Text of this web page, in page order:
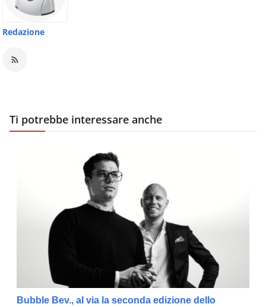
Redazione
Ti potrebbe interessare anche
Bubble Bev., al via la seconda edizione dello